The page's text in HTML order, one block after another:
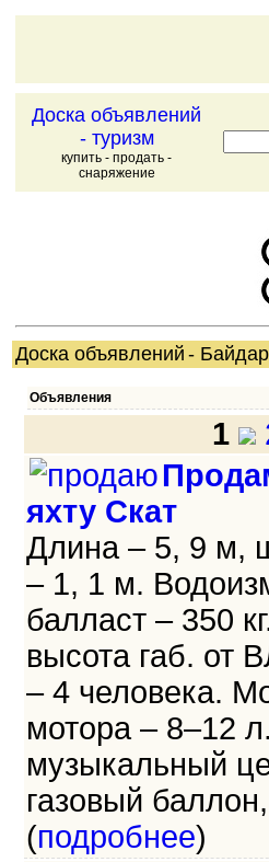
Доска объявлений
- туризм
купить - продать -
снаряжение
Доска объявлений -
Объявления
1
яхту Скат
Длина – 5, 9 м,
– 1, 1 м.
балласт – 350
высота габ. от
– 4 человека.
мотора – 8–12
музыкальный
газовый
(подробнее)